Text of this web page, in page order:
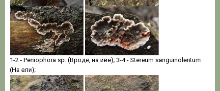
1-2 - Peniophora sp. (Вроде, на иве); 3-4 - Stereum sanguinolentum
(На ели);